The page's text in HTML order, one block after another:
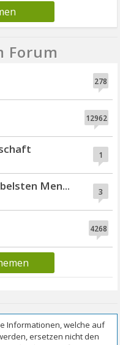
Forum
278
12962
1
3
Men...
4268